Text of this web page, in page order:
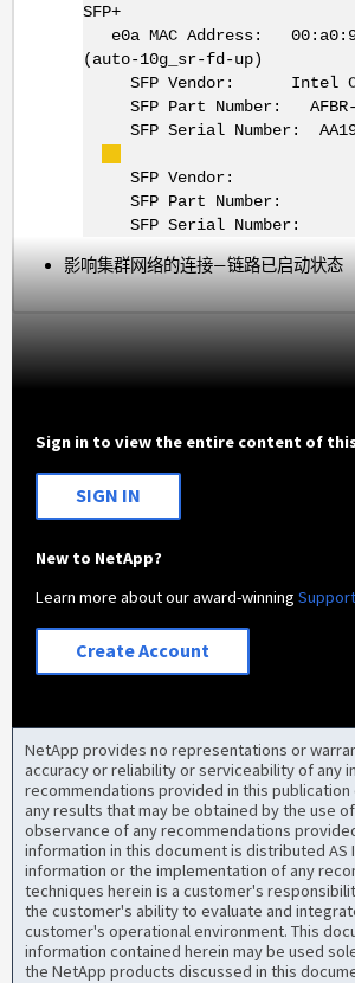
SFP+
e0a MAC Address:
(auto-10g_sr-fd-up)
SFP Vendor: Intel
SFP Part Number: AFBR-
SFP Serial Number:
SFP Vendor:
SFP Part Number:
SFP Serial Number:
影响集群网络的连接—链路已启动状态
Sign in to view the entire content of
SIGN IN
New to NetApp?
Learn more about our award-winningSupport
Create Account
NetApp provides no representations or
accuracy or reliability or serviceability of any
recommendations provided in this
any results that may be obtained by the use
observance of any recommendations
information in this document is distributed AS
information or the implementation of any
techniques herein is a customer's
the customer's ability to evaluate and
customer's operational environment. This
information contained herein may be used
the NetApp products discussed in this